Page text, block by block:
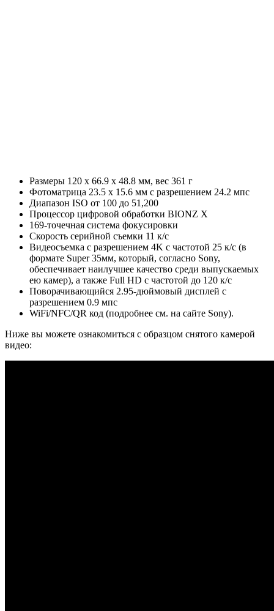
Размеры 120 x 66.9 x 48.8 мм, вес 361 г
Фотоматрица 23.5 x 15.6 мм с разрешением 24.2 мпс
Диапазон ISO от 100 до 51,200
Процессор цифровой обработки BIONZ X
169-точечная система фокусировки
Скорость серийной съемки 11 к/с
Видеосъемка с разрешением 4K с частотой 25 к/с (в
формате Super 35мм, который, согласно Sony,
обеспечивает наилучшее качество среди выпускаемых
ею камер), а также Full HD с частотой до 120 к/с
Поворачивающийся 2.95-дюймовый дисплей с
разрешением 0.9 мпс
WiFi/NFC/QR код (подробнее см. на сайте Sony).
Ниже вы можете ознакомиться с образцом снятого камерой
видео: